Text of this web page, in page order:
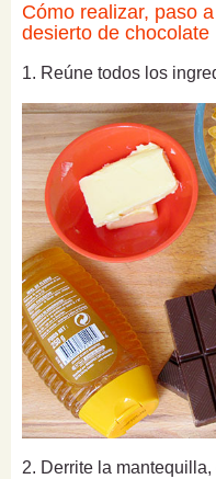
Cómo realizar, paso
desierto de chocolate
1. Reúne todos los
2. Derrite la